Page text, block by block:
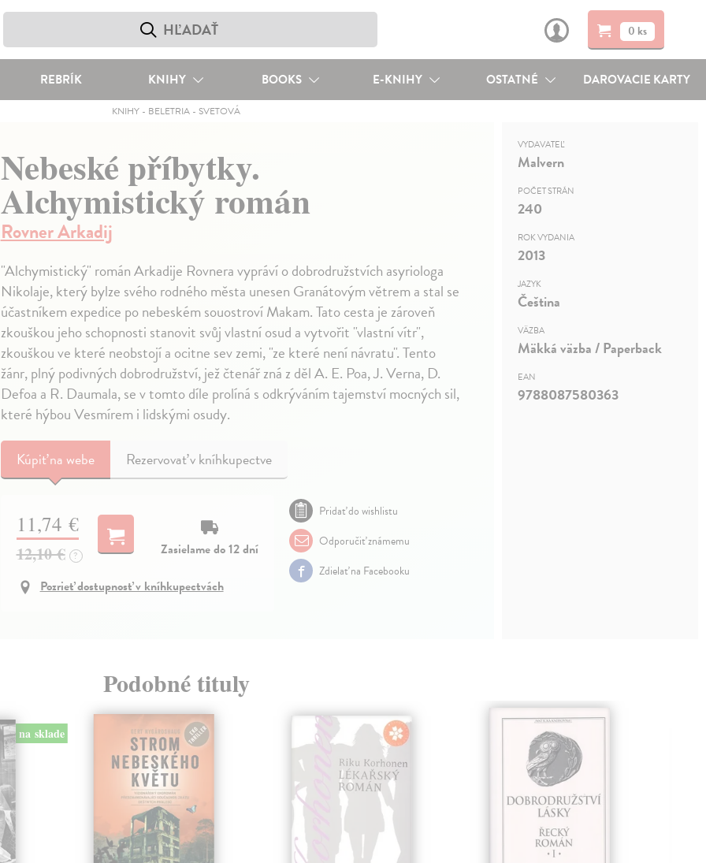
0 ks
REBRÍK KNIHY BOOKS E-KNIHY OSTATNÉ DAROVACIE KARTY
KNIHY - BELETRIA - SVETOVÁ
Nebeské příbytky.
Alchymistický román
Rovner Arkadij
"Alchymistický" román Arkadije Rovnera vypráví o dobrodružstvích asyriologa
Nikolaje, který bylze svého rodného města unesen Granátovým větrem a stal se
účastníkem expedice po nebeském souostroví Makam. Tato cesta je zároveň
zkouškou jeho schopnosti stanovit svůj vlastní osud a vytvořit "vlastní vítr",
zkouškou ve které neobstojí a ocitne sev zemi, "ze které není návratu". Tento
žánr, plný podivných dobrodružství, jež čtenář zná z děl A. E. Poa, J. Verna, D.
Defoa a R. Daumala, se v tomto díle prolíná s odkrýváním tajemství mocných sil,
které hýbou Vesmírem i lidskými osudy.
Kúpiťna webe Rezervovať v kníhkupectve
11,74 €
12,10 € ?
Zasielame do 12 dní
Pozrieť dostupnosť v kníhkupectvách
Pridať do wishlistu
Odporučiť známemu
Zdielať na Facebooku
VYDAVATEĽ
Malvern
POČET STRÁN
240
ROK VYDANIA
2013
JAZYK
Čeština
VÄZBA
Mäkká väzba / Paperback
EAN
9788087580363
Podobné tituly
na sklade